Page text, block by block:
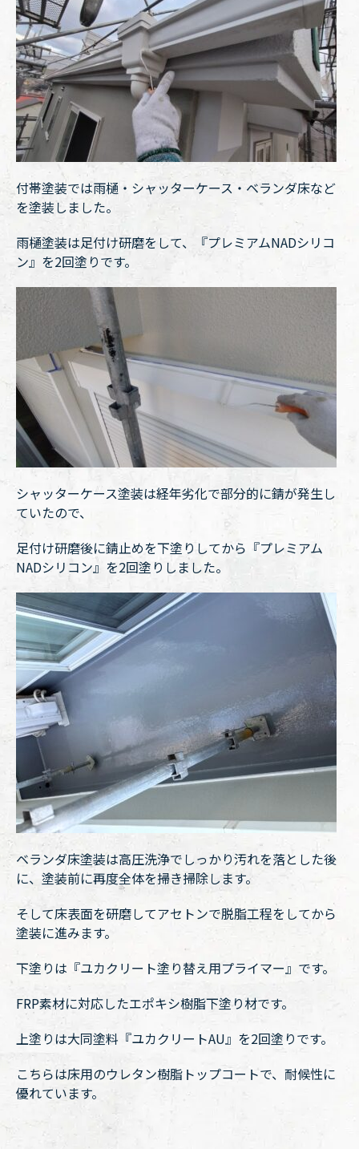
付帯塗装では雨樋・シャッターケース・ベランダ床など
を塗装しました。
雨樋塗装は足付け研磨をして、『プレミアムNADシリコ
ン』を2回塗りです。
シャッターケース塗装は経年劣化で部分的に錆が発生し
ていたので、
足付け研磨後に錆止めを下塗りしてから『プレミアム
NADシリコン』を2回塗りしました。
ベランダ床塗装は高圧洗浄でしっかり汚れを落とした後
に、塗装前に再度全体を掃き掃除します。
そして床表面を研磨してアセトンで脱脂工程をしてから
塗装に進みます。
下塗りは『ユカクリート塗り替え用プライマー』です。
FRP素材に対応したエポキシ樹脂下塗り材です。
上塗りは大同塗料『ユカクリートAU』を2回塗りです。
こちらは床用のウレタン樹脂トップコートで、耐候性に
優れています。